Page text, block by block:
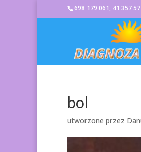
698 179 061, 41 357
bol
utworzone przez